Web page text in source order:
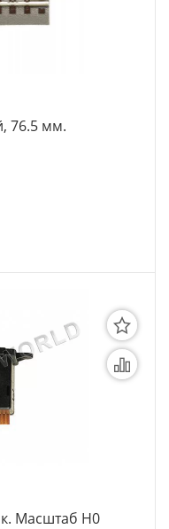
76.5 мм.
Масштаб H0